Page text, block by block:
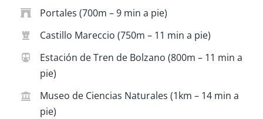
Portales (700m – 9 min a pie)
Castillo Mareccio (750m – 11 min a pie)
Estación de Tren de Bolzano (800m – 11 min a
pie)
Museo de Ciencias Naturales (1km – 14 min a
pie)